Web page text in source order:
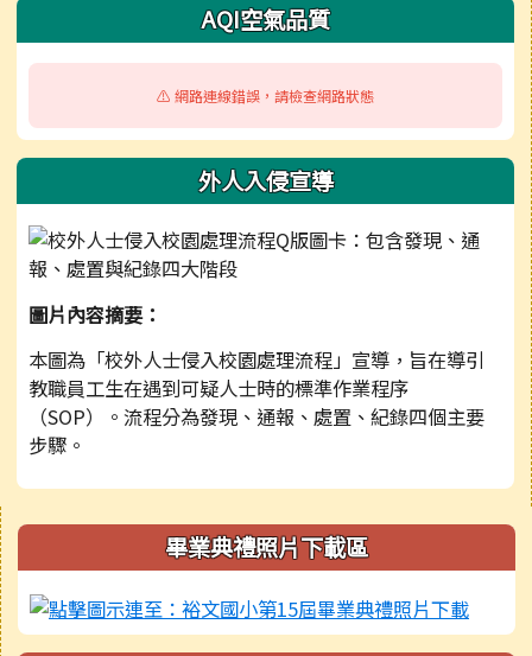
AQI空氣品質
⚠️ 網路連線錯誤，請檢查網路狀態
外人入侵宣導
圖片內容摘要：
本圖為「校外人士侵入校園處理流程」宣導，旨在導引
教職員工生在遇到可疑人士時的標準作業程序
（SOP）。流程分為發現、通報、處置、紀錄四個主要
步驟。
右邊區域內容畢業典禮照片下載區